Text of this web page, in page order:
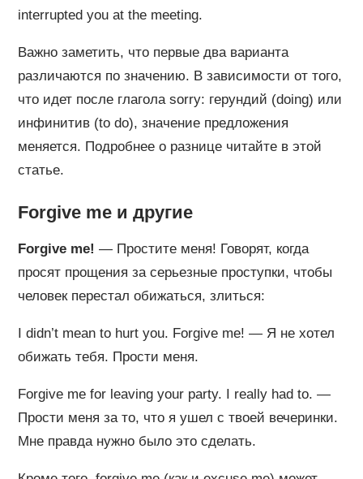
interrupted you at the meeting.
Важно заметить, что первые два варианта
различаются по значению. В зависимости от того,
что идет после глагола sorry: герундий (doing) или
инфинитив (to do), значение предложения
меняется. Подробнее о разнице читайте в этой
статье.
Forgive me и другие
Forgive me! — Простите меня! Говорят, когда
просят прощения за серьезные проступки, чтобы
человек перестал обижаться, злиться:
I didn’t mean to hurt you. Forgive me! — Я не хотел
обижать тебя. Прости меня.
Forgive me for leaving your party. I really had to. —
Прости меня за то, что я ушел с твоей вечеринки.
Мне правда нужно было это сделать.